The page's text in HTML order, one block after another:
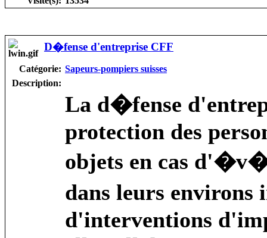
D�fense d'entreprise CFF
Catégorie: Sapeurs-pompiers suisses
Description:
La d�fense
protection des
objets en cas
dans leurs
d'interventions